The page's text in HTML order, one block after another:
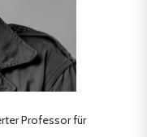
Professor für